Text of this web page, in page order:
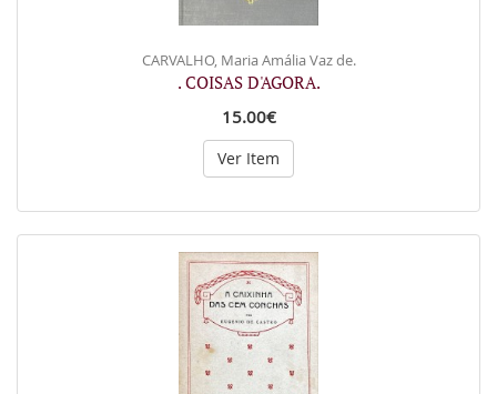
CARVALHO, Maria Amália Vaz de.
. COISAS D'AGORA.
15.00€
Ver Item